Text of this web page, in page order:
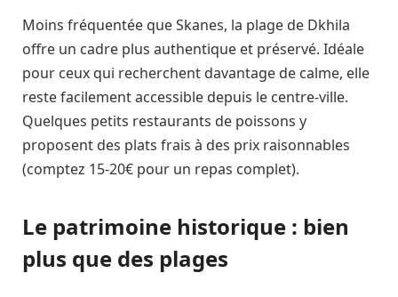
Moins fréquentée que Skanes, la plage de Dkhila
offre un cadre plus authentique et préservé. Idéale
pour ceux qui recherchent davantage de calme, elle
reste facilement accessible depuis le centre-ville.
Quelques petits restaurants de poissons y
proposent des plats frais à des prix raisonnables
(comptez 15-20€ pour un repas complet).
Le patrimoine historique : bien
plus que des plages